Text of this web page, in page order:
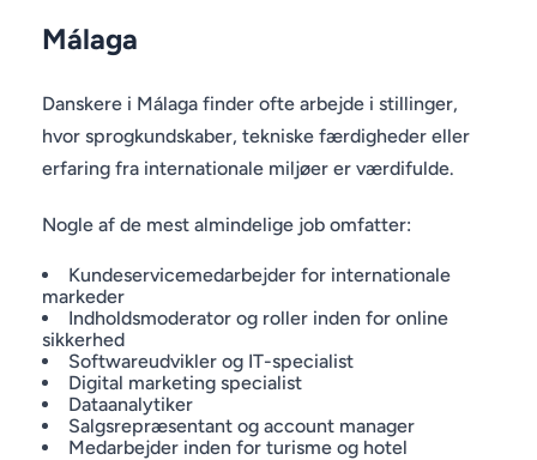
Málaga
Danskere i Málaga finder ofte arbejde i stillinger,
hvor sprogkundskaber, tekniske færdigheder eller
erfaring fra internationale miljøer er værdifulde.
Nogle af de mest almindelige job omfatter:
Kundeservicemedarbejder for internationale
markeder
Indholdsmoderator og roller inden for online
sikkerhed
Softwareudvikler og IT-specialist
Digital marketing specialist
Dataanalytiker
Salgsrepræsentant og account manager
Medarbejder inden for turisme og hotel